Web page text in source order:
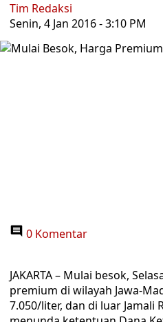
Tim Redaksi
Senin, 4 Jan 2016 - 3:10 PM
0 Komentar
JAKARTA – Mulai besok,
premium di wilayah Jawa-
7.050/liter, dan di luar Jamali